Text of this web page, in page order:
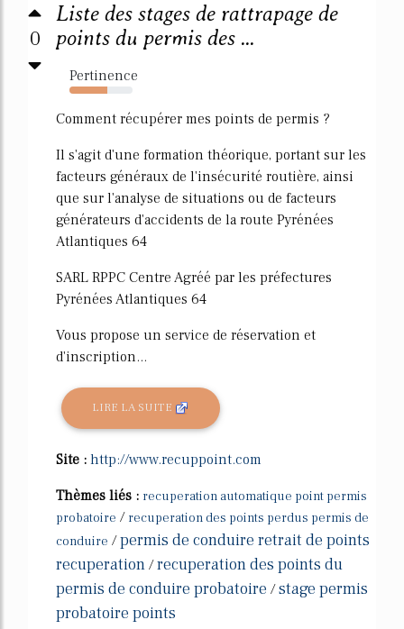
0
Liste des stages de rattrapage de
points du permis des ...
Pertinence
60%
Comment récupérer mes points de permis ?
Il s'agit d'une formation théorique, portant sur les
facteurs généraux de l'insécurité routière, ainsi
que sur l'analyse de situations ou de facteurs
générateurs d'accidents de la route Pyrénées
Atlantiques 64
SARL RPPC Centre Agréé par les préfectures
Pyrénées Atlantiques 64
Vous propose un service de réservation et
d'inscription...
LIRE LA SUITE
Site : http://www.recuppoint.com
Thèmes liés : recuperation automatique point permis
probatoire / recuperation des points perdus permis de
conduire /permis de conduire retrait de points
recuperation /recuperation des points du
permis de conduire probatoire /stage permis
probatoire points